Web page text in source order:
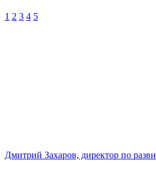
1 2 3 4 5
Дмитрий Захаров, директор по